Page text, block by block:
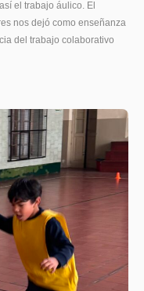
el trabajo áulico. El
nos dejó como enseñanza
del trabajo colaborativo